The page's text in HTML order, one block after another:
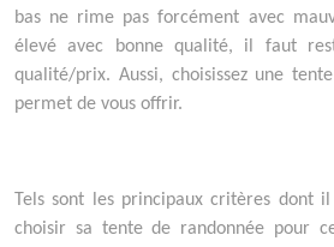
bas ne rime pas forcément avec
élevé avec bonne qualité, il faut
qualité/prix. Aussi, choisissez une
permet de vous offrir.
Tels sont les principaux critères dont
choisir sa tente de randonnée pour